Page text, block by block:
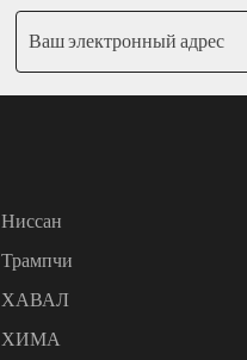
Ниссан
Трампчи
ХАВАЛ
ХИМА